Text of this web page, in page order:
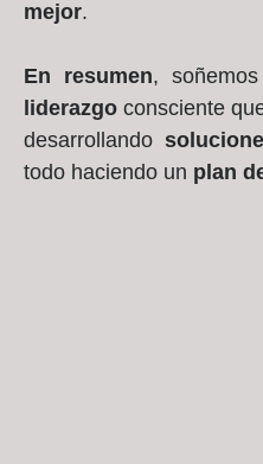
mejor.
En resumen,
liderazgo consciente
desarrollando
todo haciendo un plan